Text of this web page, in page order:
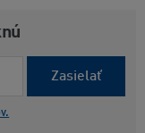
Zasielať